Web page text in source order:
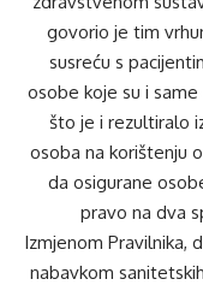
govorio je tim
susreću s
osobe koje su i
što je i rezultiralo
osoba na korištenju
da osigurane
pravo na dva
Izmjenom Pravilnika,
nabavkom